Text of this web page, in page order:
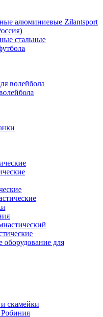
алюминиевые Zilantsport
стальные
волейбола
оборудование для
скамейки